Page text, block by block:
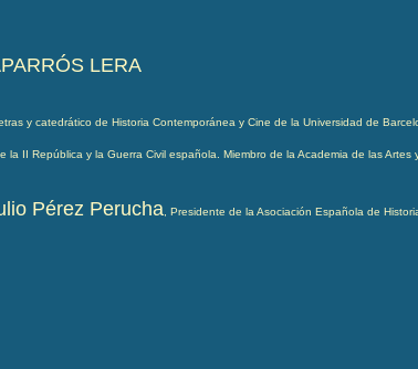
LERA
y catedrático de Historia Contemporánea y Cine de la Universidad de
la II República y la Guerra Civil española. Miembro de la Academia de las
Pérez Perucha Presidente de la Asociación Española de